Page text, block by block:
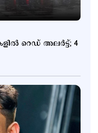
റെഡ് അലര്‍ട്ട്; 4